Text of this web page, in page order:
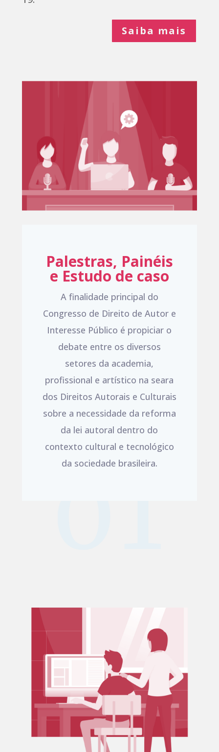
Saiba mais
Palestras, Painéis
e Estudo de caso
A finalidade principal do
Congresso de Direito de Autor e
Interesse Público é propiciar o
debate entre os diversos
setores da academia,
profissional e artístico na seara
dos Direitos Autorais e Culturais
sobre a necessidade da reforma
da lei autoral dentro do
contexto cultural e tecnológico
da sociedade brasileira.